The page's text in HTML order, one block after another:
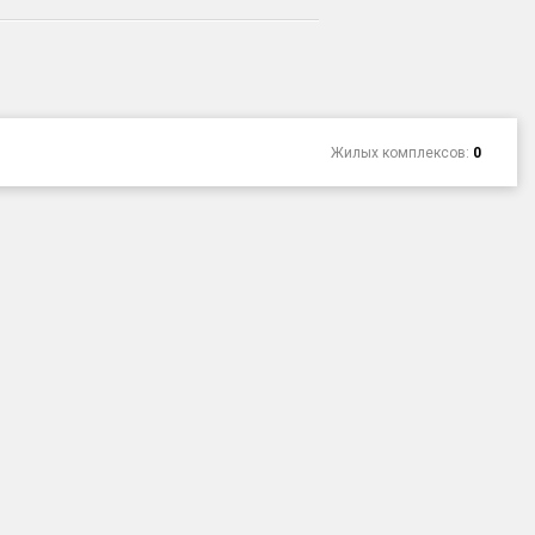
Жилых комплексов: 0